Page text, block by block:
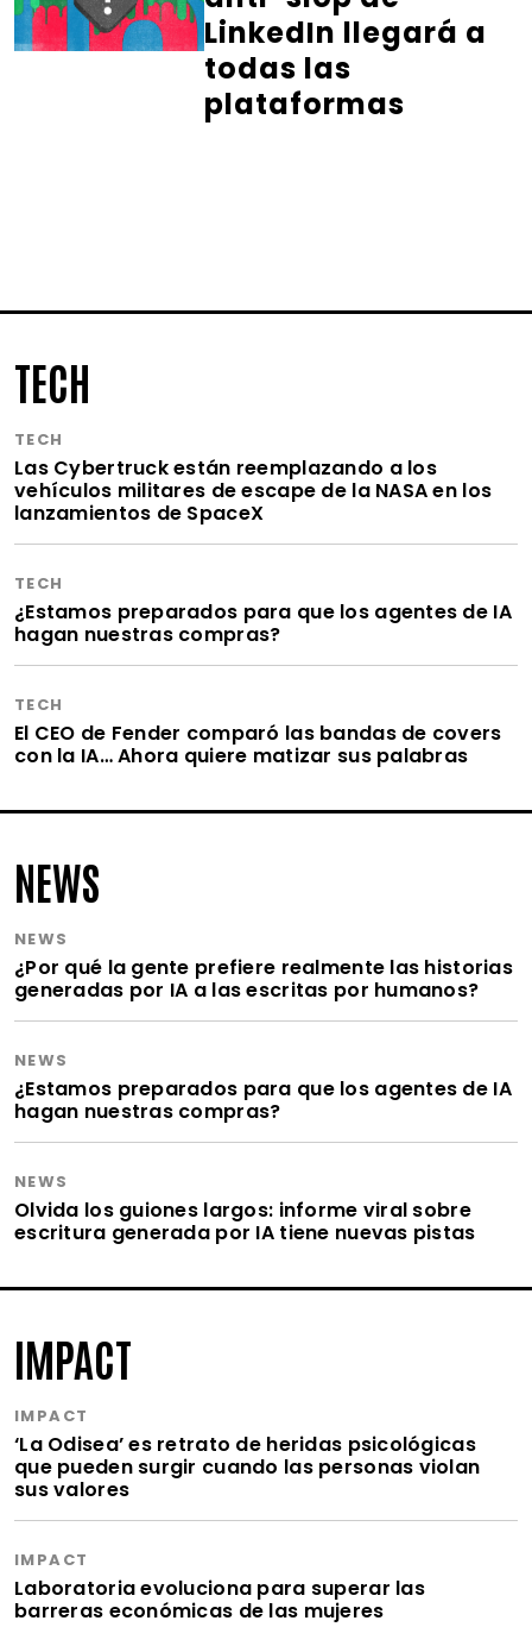
LinkedIn llegará a
todas las
plataformas
TECH
TECH
Las Cybertruck están reemplazando a los
vehículos militares de escape de la NASA en los
lanzamientos de SpaceX
TECH
¿Estamos preparados para que los agentes de IA
hagan nuestras compras?
TECH
El CEO de Fender comparó las bandas de covers
con la IA… Ahora quiere matizar sus palabras
NEWS
NEWS
¿Por qué la gente prefiere realmente las historias
generadas por IA a las escritas por humanos?
NEWS
¿Estamos preparados para que los agentes de IA
hagan nuestras compras?
NEWS
Olvida los guiones largos: informe viral sobre
escritura generada por IA tiene nuevas pistas
IMPACT
IMPACT
‘La Odisea’ es retrato de heridas psicológicas
que pueden surgir cuando las personas violan
sus valores
IMPACT
Laboratoria evoluciona para superar las
barreras económicas de las mujeres